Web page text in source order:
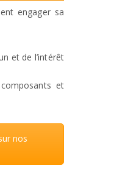
engager sa
et de l’intérêt
et
nos